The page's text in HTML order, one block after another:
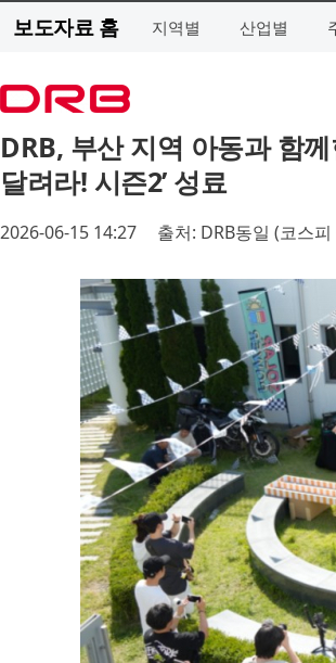
보도자료 홈 지역별 산업별
DRB, 부산 지역 아동과 함
달려라! 시즌2’ 성료
2026-06-15 14:27 출처: DRB동일 (코스피